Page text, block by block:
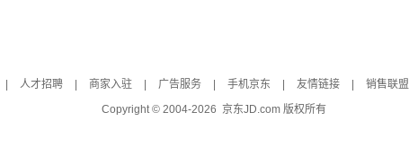
人才招聘 商家入驻 广告服务 手机京东 友情链接 销售联盟
Copyright © 2004-2026 京东JD.com 版权所有